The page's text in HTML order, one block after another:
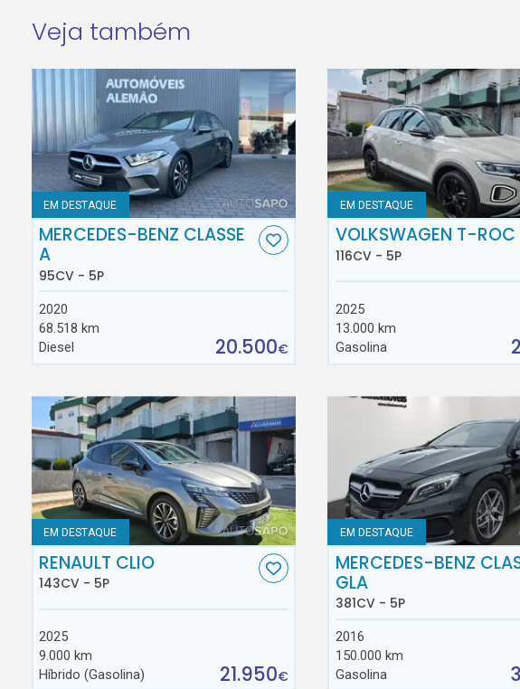
Veja também
EM DESTAQUE
MERCEDES-BENZ CLASSE
A
95CV - 5P
2020
68.518 km
Diesel
20.500€
EM DESTAQUE
VOLKSWAGEN T-ROC
116CV - 5P
2025
13.000 km
Gasolina
EM DESTAQUE
RENAULT CLIO
143CV - 5P
2025
9.000 km
Híbrido (Gasolina)
21.950€
EM DESTAQUE
MERCEDES-BENZ
GLA
381CV - 5P
2016
150.000 km
Gasolina